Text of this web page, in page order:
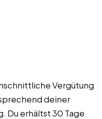
Vergütung
deiner
Du erhältst 30 Tage